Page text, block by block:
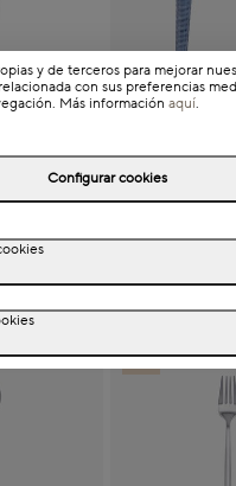
Trieste
plástico para
y de terceros para mejorar
con sus preferencias
Más información aquí.
Configurar cookies